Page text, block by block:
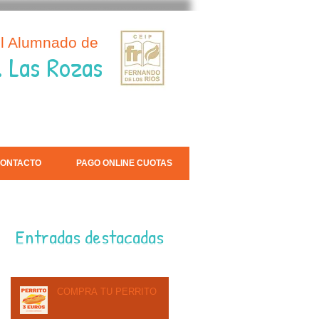
Alumnado de
Rozas
PAGO ONLINE CUOTAS
Entradas destacadas
COMPRA TU PERRITO